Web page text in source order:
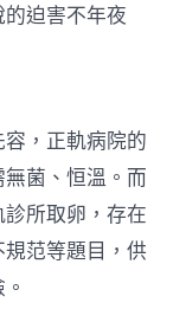
迫害不年夜
，正軌病院的
菌、恒溫。而
所取卵，存在
范等題目，供